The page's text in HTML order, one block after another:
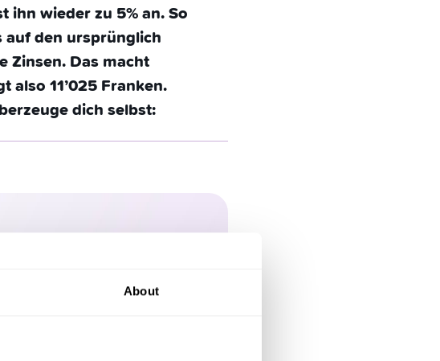
About
ihn wieder zu 5% an. So
auf den ursprünglich
Zinsen. Das macht
also 11’025 Franken.
dich selbst: